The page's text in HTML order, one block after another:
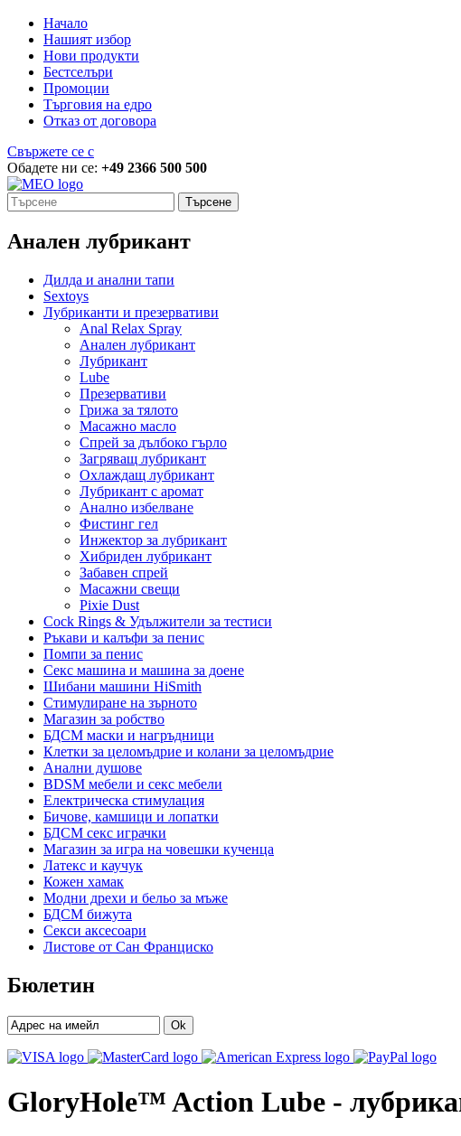
Начало
Нашият избор
Нови продукти
Бестселъри
Промоции
Търговия на едро
Отказ от договора
Свържете се с
Обадете ни се: +49 2366 500 500
Търсене
Анален лубрикант
Дилда и анални тапи
Sextoys
Лубриканти и презервативи
Anal Relax Spray
Анален лубрикант
Лубрикант
Lube
Презервативи
Грижа за тялото
Масажно масло
Спрей за дълбоко гърло
Загряващ лубрикант
Охлаждащ лубрикант
Лубрикант с аромат
Анално избелване
Фистинг гел
Инжектор за лубрикант
Хибриден лубрикант
Забавен спрей
Масажни свещи
Pixie Dust
Cock Rings & Удължители за тестиси
Ръкави и калъфи за пенис
Помпи за пенис
Секс машина и машина за доене
Шибани машини HiSmith
Стимулиране на зърното
Магазин за робство
БДСМ маски и нагръдници
Клетки за целомъдрие и колани за целомъдрие
Анални душове
BDSM мебели и секс мебели
Електрическа стимулация
Бичове, камшици и лопатки
БДСМ секс играчки
Магазин за игра на човешки кученца
Латекс и каучук
Кожен хамак
Модни дрехи и бельо за мъже
БДСМ бижута
Секси аксесоари
Листове от Сан Франциско
Бюлетин
Ok
GloryHole™ Action Lube -